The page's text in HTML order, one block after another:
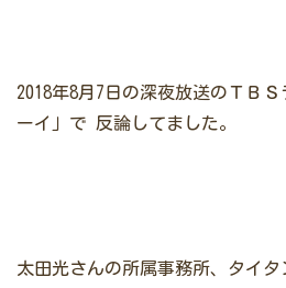
2018年8月7日の深夜放送のＴＢ
ーイ」で 反論してました。
太田光さんの所属事務所、タイ